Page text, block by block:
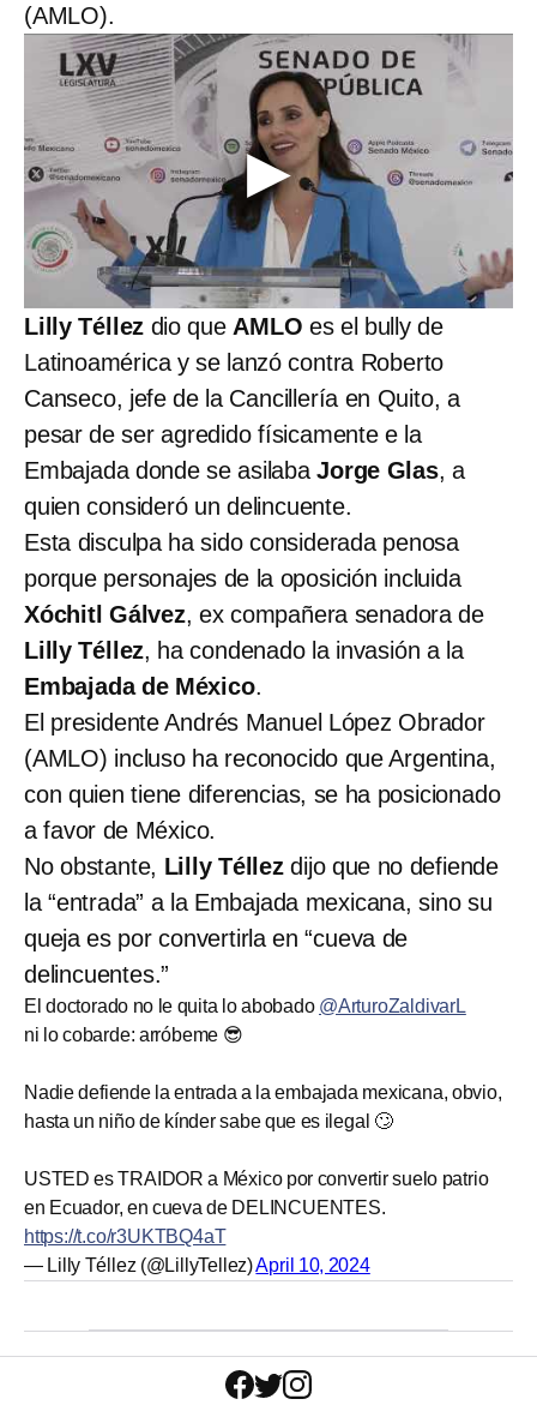
(AMLO).
Lilly Téllez dio queAMLO es el bully de
Latinoamérica y se lanzó contra Roberto
Canseco, jefe de la Cancillería en Quito, a
pesar de ser agredido físicamente e la
Embajada donde se asilabaJorge Glas, a
quien consideró un delincuente.
Esta disculpa ha sido considerada penosa
porque personajes de la oposición incluida
Xóchitl Gálvez, ex compañera senadora de
Lilly Téllez, ha condenado la invasión a la
Embajada de México.
El presidente Andrés Manuel López Obrador
(AMLO) incluso ha reconocido que Argentina,
con quien tiene diferencias, se ha posicionado
a favor de México.
No obstante, Lilly Téllezdijo que no defiende
la “entrada” a la Embajada mexicana, sino su
queja es por convertirla en “cueva de
delincuentes.”
El doctorado no le quita lo abobado @ArturoZaldivarL
ni lo cobarde: arróbeme 😎
Nadie defiende la entrada a la embajada mexicana, obvio,
hasta un niño de kínder sabe que es ilegal 🙄
USTED es TRAIDOR a México por convertir suelo patrio
en Ecuador, en cueva de DELINCUENTES.
https://t.co/r3UKTBQ4aT
— Lilly Téllez (@LillyTellez)April 10, 2024